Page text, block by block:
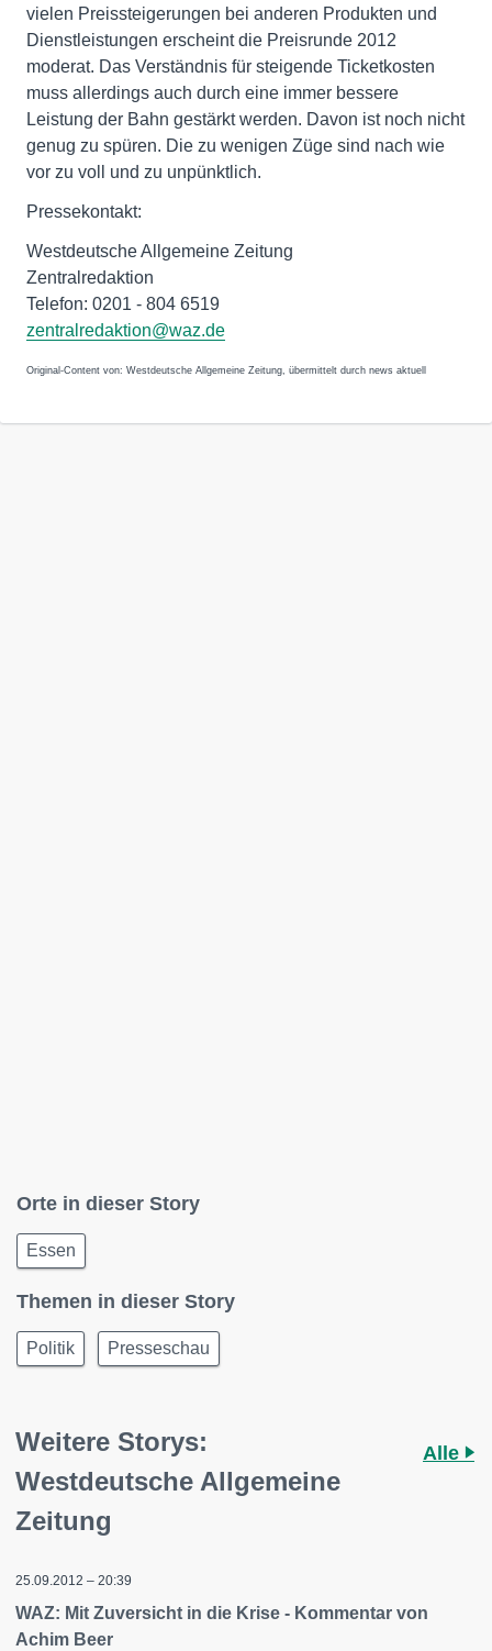
vielen Preissteigerungen bei anderen Produkten und
Dienstleistungen erscheint die Preisrunde 2012
moderat. Das Verständnis für steigende Ticketkosten
muss allerdings auch durch eine immer bessere
Leistung der Bahn gestärkt werden. Davon ist noch nicht
genug zu spüren. Die zu wenigen Züge sind nach wie
vor zu voll und zu unpünktlich.
Pressekontakt:
Westdeutsche Allgemeine Zeitung
Zentralredaktion
Telefon: 0201 - 804 6519
zentralredaktion@waz.de
Original-Content von: Westdeutsche Allgemeine Zeitung, übermittelt durch news aktuell
Orte in dieser Story
Essen
Themen in dieser Story
Politik Presseschau
Weitere Storys:
Westdeutsche Allgemeine
Zeitung
Alle
25.09.2012 – 20:39
WAZ: Mit Zuversicht in die Krise - Kommentar von
Achim Beer